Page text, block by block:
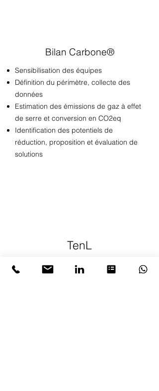
Bilan Carbone®
Sensibilisation des équipes
Définition du périmètre, collecte des
données
Estimation des émissions de gaz à effet
de serre et conversion en CO2eq
Identification des potentiels de
réduction, proposition et évaluation de
solutions
TenL
Identification des enjeux financiers,